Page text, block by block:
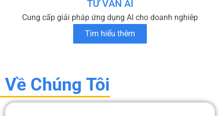
TƯ VẤN AI
Cung cấp giải pháp ứng dụng AI cho doanh nghiêp
Tìm hiểu thêm
Về Chúng Tôi